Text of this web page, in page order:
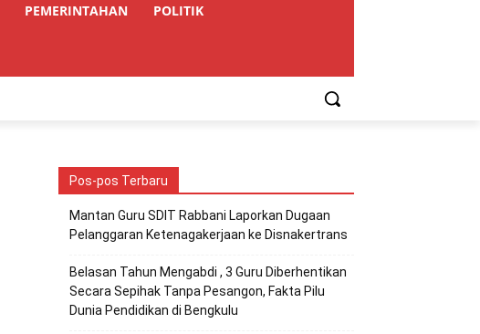
PEMERINTAHAN POLITIK
Pos-pos Terbaru
Mantan Guru SDIT Rabbani Laporkan Dugaan
Pelanggaran Ketenagakerjaan ke Disnakertrans
Belasan Tahun Mengabdi , 3 Guru Diberhentikan
Secara Sepihak Tanpa Pesangon, Fakta Pilu
Dunia Pendidikan di Bengkulu